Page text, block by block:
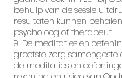
behulp van de sessie
resultaten kunnen
psycholoog of therapeut.
9. De meditaties en
grootste zorg
de meditaties en